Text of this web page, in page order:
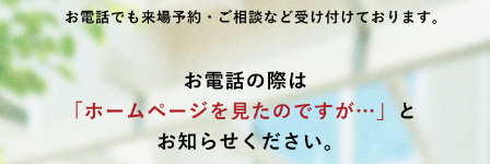
2025年08月 (4)
2025年07月 (3)